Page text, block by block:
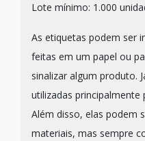
Lote mínimo: 1.000
As etiquetas podem ser
feitas em um papel ou
sinalizar algum produto.
utilizadas
Além disso, elas podem
materiais, mas sempre